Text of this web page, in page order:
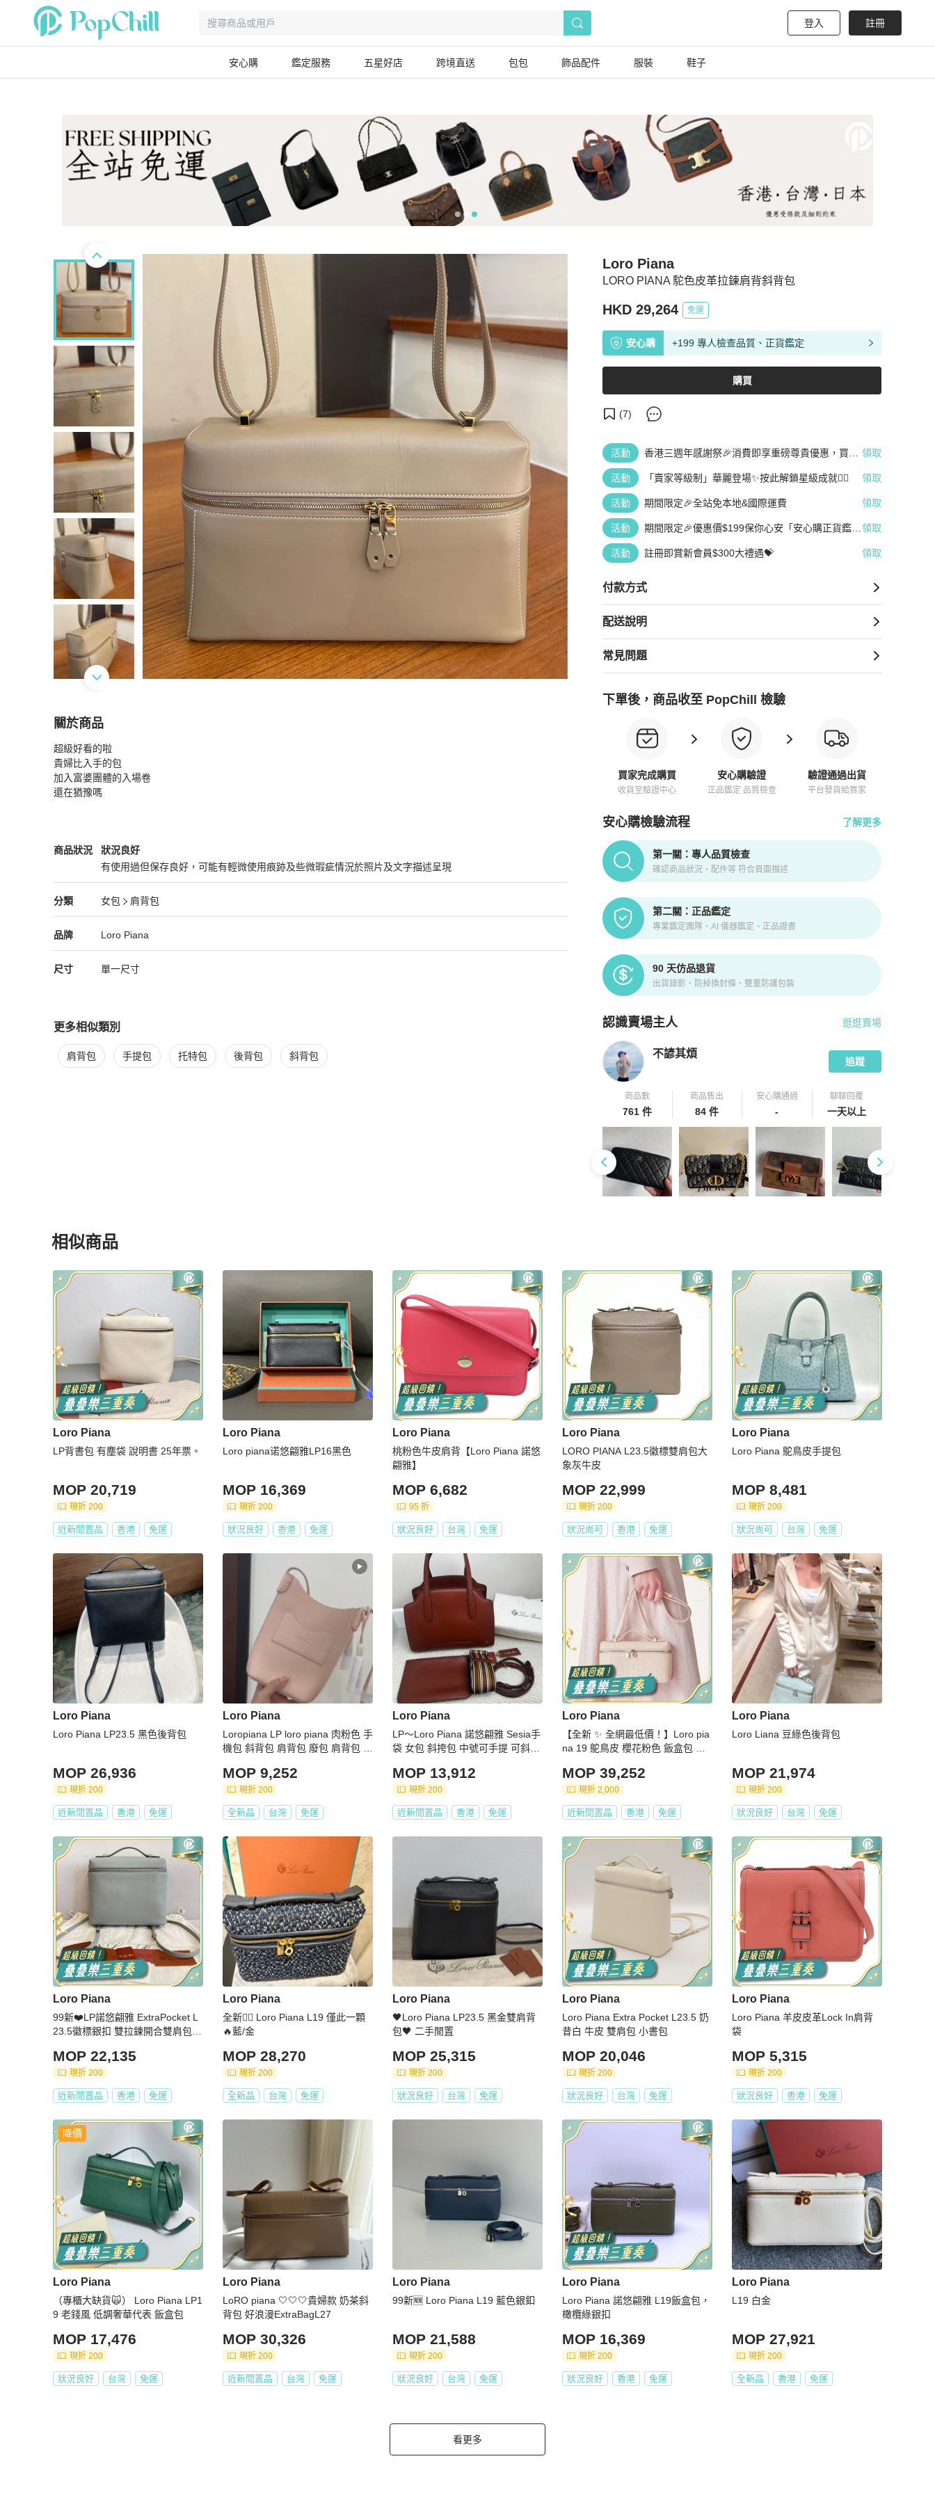
登入 註冊
安心購 鑑定服務 五星好店 跨境直送 包包 飾品配件 服裝 鞋子
LORO PIANA 駝色皮革拉鍊肩背斜背包
Loro Piana
HKD 29,264 免運
安心購 +199 專人檢查品質、正貨鑑定
購買
(7)
活動
香港三週年感謝祭🎉消費即享重磅尊貴優惠，買越
領取
活動 「賣家等級制」華麗登場✨按此解鎖星級成就👆🏻 領取
活動 期間限定🎉全站免本地&國際運費 領取
活動
期間限定🎉優惠價$199保你心安「安心購正貨鑑
領取
活動 註冊即賞新會員$300大禮遇💝 領取
付款方式
配送說明
常見問題
下單後，商品收至 PopChill 檢驗
買家完成購買
收貨至驗證中心
安心購驗證
正品鑑定 品質檢查
驗證通過出貨
平台發貨給買家
安心購檢驗流程 了解更多
PopChill拍拍圈正品驗證、安心購檢驗流程介紹
第一關：專人品質檢查
確認商品狀況、配件等 符合頁面描述
第二關：正品鑑定
專業鑑定團隊、AI 儀器鑑定、正品證書
90 天仿品退貨
出貨錄影、防掉換封條、雙重防護包裝
認識賣場主人
PopChill 拍拍圈嚴選賣家
逛逛賣場
不諺其煩
追蹤
商品數
761 件
商品售出
84 件
安心購通過
-
聊聊回覆
一天以上
關於商品
關於LORO PIANA 駝色皮革拉鍊肩背斜背包
超級好看的啦
貴婦比入手的包
加入富婆團體的入場卷
還在猶豫嗎
商品狀況
Loro Piana 女包商品狀態與細節
狀況良好
有使用過但保存良好，可能有輕微使用痕跡及些微瑕疵情況於照片及文字描述呈現
狀況良好
分類
Loro Piana 女包 分類資訊
女包
肩背包
女包/肩背包推薦
品牌
Loro Piana 精品女包品牌介紹
Loro Piana
Loro Piana 推薦清單
尺寸 單一尺寸
更多相似類別
更多Loro Piana女包 相似商品推薦
肩背包 手提包 托特包 後背包 斜背包
相似商品
更多相似Loro Piana女包推薦精品
Loro Piana
LP背書包 有塵袋 說明書 25年票。
MOP 20,719
現折 200
近新閒置品 香港 免運
Loro Piana
Loro piana诺悠翩雅LP16黑色
MOP 16,369
現折 200
狀況良好 香港 免運
Loro Piana
桃粉色牛皮肩背【Loro Piana 諾悠
翩雅】
MOP 6,682
95 折
狀況良好 台灣 免運
Loro Piana
LORO PIANA L23.5徽標雙肩包大
象灰牛皮
MOP 22,999
現折 200
狀況尚可 香港 免運
Loro Piana
Loro Piana 鴕鳥皮手提包
MOP 8,481
現折 200
狀況尚可 台灣 免運
Loro Piana
Loro Piana LP23.5 黑色後背包
MOP 26,936
現折 200
近新閒置品 香港 免運
Loro Piana
Loropiana LP loro piana 肉粉色 手
機包 斜背包 肩背包 廢包 肩背包 手
MOP 9,252
現折 200
全新品 台灣 免運
Loro Piana
LP～Loro Piana 諾悠翩雅 Sesia手
袋 女包 斜挎包 中號可手提 可斜挎
MOP 13,912
現折 200
近新閒置品 香港 免運
Loro Piana
【全新 ✨ 全網最低價！】Loro pia
na 19 鴕鳥皮 櫻花粉色 飯盒包 斜
MOP 39,252
現折 2,000
近新閒置品 香港 免運
Loro Piana
Loro Liana 豆綠色後背包
MOP 21,974
現折 200
狀況良好 台灣 免運
Loro Piana
99新❤️LP諾悠翩雅 ExtraPocket L
23.5徽標銀扣 雙拉鍊開合雙肩包
MOP 22,135
現折 200
近新閒置品 香港 免運
Loro Piana
全新👍🏻 Loro Piana L19 僅此一顆
🔥藍/金
MOP 28,270
現折 200
全新品 台灣 免運
Loro Piana
🖤Loro Piana LP23.5 黑金雙肩背
包🖤 二手閒置
MOP 25,315
現折 200
狀況良好 台灣 免運
Loro Piana
Loro Piana Extra Pocket L23.5 奶
昔白 牛皮 雙肩包 小書包
MOP 20,046
現折 200
狀況良好 台灣 免運
Loro Piana
Loro Piana 羊皮皮革Lock In肩背
袋
MOP 5,315
現折 200
狀況良好 香港 免運
降價
Loro Piana
（專櫃大缺貨🙀） Loro Piana LP1
9 老錢風 低調奢華代表 飯盒包
MOP 17,476
現折 200
狀況良好 台灣 免運
Loro Piana
LoRO piana 🤍🤍🤍貴婦款 奶茶斜
背包 好浪漫ExtraBagL27
MOP 30,326
現折 200
近新閒置品 台灣 免運
Loro Piana
99新🆕 Loro Piana L19 藍色銀釦
MOP 21,588
現折 200
狀況良好 台灣 免運
Loro Piana
Loro Piana 諾悠翩雅 L19飯盒包，
橄欖綠銀扣
MOP 16,369
現折 200
狀況良好 香港 免運
Loro Piana
L19 白金
MOP 27,921
現折 200
全新品 香港 免運
看更多